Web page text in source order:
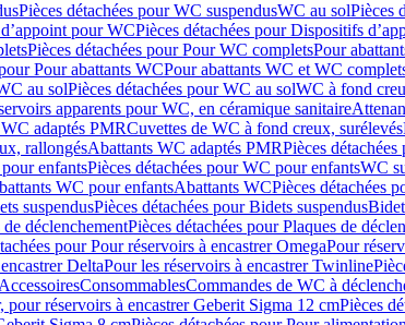
Pièces détachées pour WC suspendusWC au solPièces
pour WCPièces détachées pour Dispositifs
Pièces détachées pour Pour WC completsPour
Pour abattants WCPour abattants WC et WC
au solPièces détachées pour WC au solWC à fond
apparents pour WC, en céramique sanitaire
adaptés PMRCuvettes de WC à fond creux, surélevés
rallongésAbattants WC adaptés PMRPièces
enfantsPièces détachées pour WC pour enfantsWC
WC pour enfantsAbattants WCPièces détachées
suspendusPièces détachées pour Bidets suspendus
de déclenchementPièces détachées pour Plaques de
pour Pour réservoirs à encastrer OmegaPour
DeltaPour les réservoirs à encastrer Twinline
ConsommablesCommandes de WC à
pour réservoirs à encastrer Geberit Sigma 12 cmPièces